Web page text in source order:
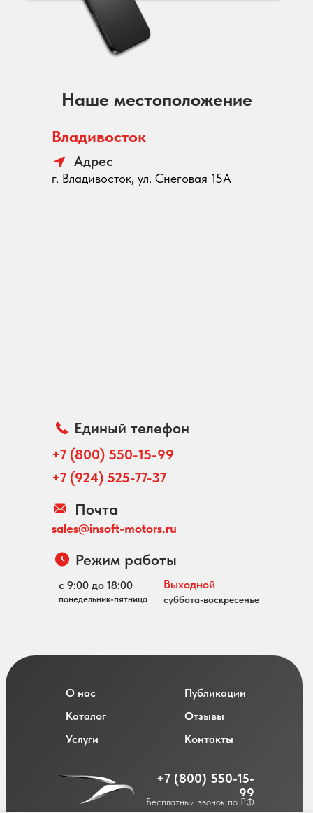
Наше местоположение
Владивосток
Адрес
г. Владивосток, ул. Снеговая 15А
Единый телефон
+7 (800) 550-15-99
+7 (924) 525-77-37
Почта
sales@insoft-motors.ru
Режим работы
с 9:00 до 18:00 Выходной
понедельник-пятница суббота-воскресенье
О нас
Каталог
Услуги
Публикации
Отзывы
Контакты
+7 (800) 550-15-
99
Бесплатный звонок по РФ